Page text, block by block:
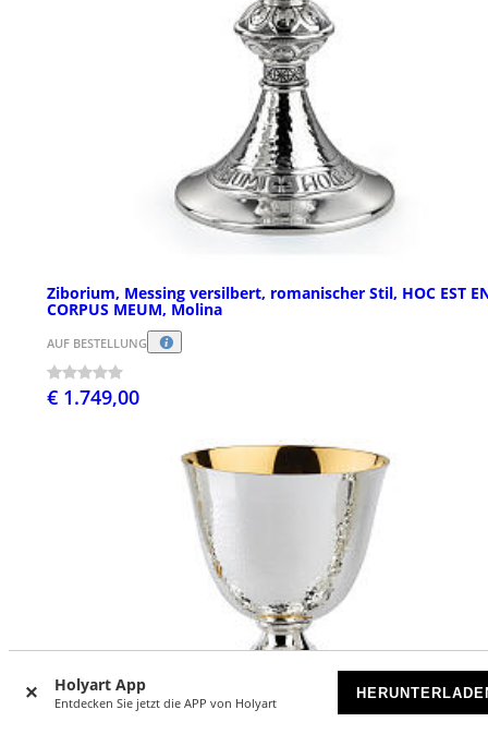
Holyart App
Entdecken Sie jetzt die APP von Holyart
Ziborium, Messing versilbert, romanischer Stil, HOC EST
CORPUS MEUM, Molina
AUF BESTELLUNG
€ 1.749,00